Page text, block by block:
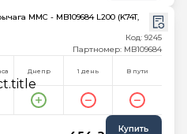
MMC - MB109684 L200 (K74T,
Код: 9245
Партномер: MB109684
Днепр 1 день В пути
Купить